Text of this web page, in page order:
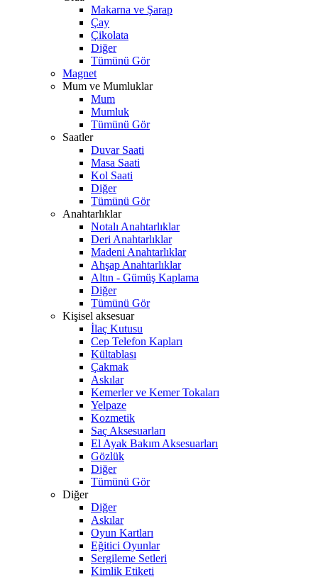
Makarna ve Şarap
Çay
Çikolata
Diğer
Tümünü Gör
Magnet
Mum ve Mumluklar
Mum
Mumluk
Tümünü Gör
Saatler
Duvar Saati
Masa Saati
Kol Saati
Diğer
Tümünü Gör
Anahtarlıklar
Notalı Anahtarlıklar
Deri Anahtarlıklar
Madeni Anahtarlıklar
Ahşap Anahtarlıklar
Altın - Gümüş Kaplama
Diğer
Tümünü Gör
Kişisel aksesuar
İlaç Kutusu
Cep Telefon Kapları
Kültablası
Çakmak
Askılar
Kemerler ve Kemer Tokaları
Yelpaze
Kozmetik
Saç Aksesuarları
El Ayak Bakım Aksesuarları
Gözlük
Diğer
Tümünü Gör
Diğer
Diğer
Askılar
Oyun Kartları
Eğitici Oyunlar
Sergileme Setleri
Kimlik Etiketi